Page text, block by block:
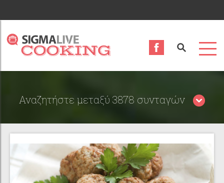
Αναζητήστε μεταξύ 3878 συνταγών
Περιορίστε τα αποτελέσματα αναζήτησης επιλέγοντας
κατηγορίες: